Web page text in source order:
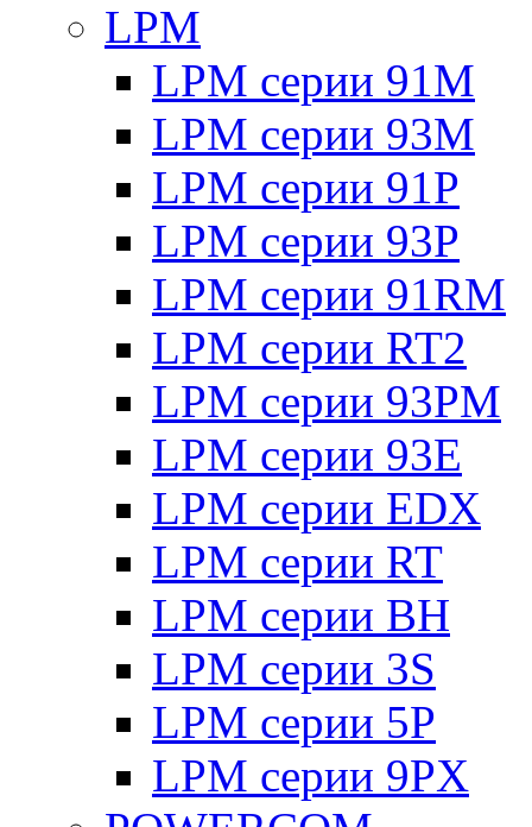
LPM
LPM серии 91M
LPM серии 93M
LPM серии 91P
LPM серии 93P
LPM серии 91RM
LPM серии RT2
LPM серии 93PM
LPM серии 93E
LPM серии EDX
LPM серии RT
LPM серии BH
LPM серии 3S
LPM серии 5P
LPM серии 9PX